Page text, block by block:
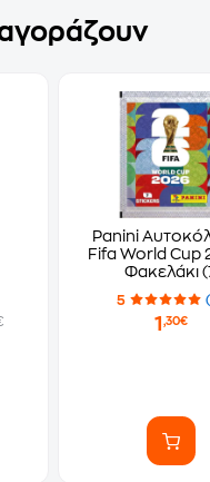
αγοράζουν
Panini
Fifa World Cup
Φακελάκι
5
1 ,30€